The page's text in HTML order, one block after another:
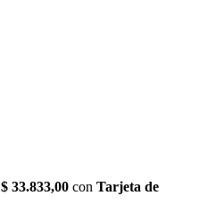
$ 33.833,00 con Tarjeta de